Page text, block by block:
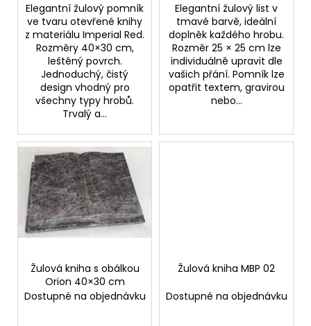
Elegantní žulový pomník
ve tvaru otevřené knihy
z materiálu Imperial Red.
Rozměry 40×30 cm,
leštěný povrch.
Jednoduchý, čistý
design vhodný pro
všechny typy hrobů.
Trvalý a...
Elegantní žulový list v
tmavé barvě, ideální
doplněk každého hrobu.
Rozměr 25 × 25 cm lze
individuálně upravit dle
vašich přání. Pomník lze
opatřit textem, gravirou
nebo...
Žulová kniha s obálkou
Orion 40×30 cm
Dostupné na objednávku
Žulová kniha MBP 02
Dostupné na objednávku